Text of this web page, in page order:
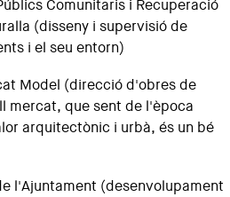
Comunitaris i Recuperació
(disseny i supervisió de
i el seu entorn)
Model (direcció d'obres de
mercat, que sent de l'època
arquitectònic i urbà, és un bé
l'Ajuntament (desenvolupament